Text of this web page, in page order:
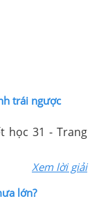
trái ngược
học 31 - Trang
Xem lời giải
lớn?